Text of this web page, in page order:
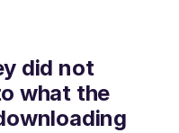
did not
what the